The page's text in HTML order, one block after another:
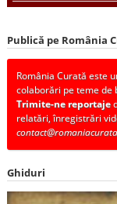
Publică pe România
România Curată este
colaborări pe teme de
Trimite-ne reportaje
relatări, înregistrări
Ghiduri